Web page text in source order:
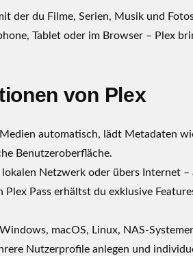
l
t
t
v
e
M
e
der du Filme, Serien, Musik und
Tablet oder im Browser – Plex
von Plex
automatisch, lädt Metadaten
Benutzeroberfläche.
Netzwerk oder übers Internet –
Pass erhältst du exklusive
macOS, Linux, NAS-
Nutzerprofile anlegen und